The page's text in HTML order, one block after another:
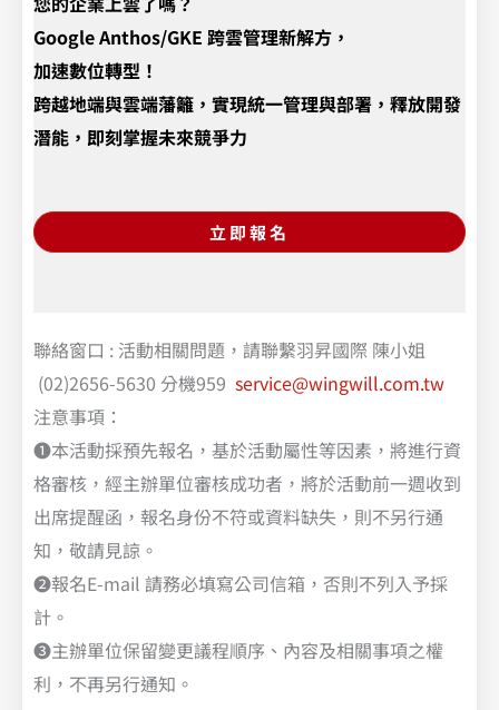
Google Anthos/GKE 跨雲管理新解方，
加速數位轉型！
跨越地端與雲端藩籬，實現統一管理與部署，釋放開發
潛能，即刻掌握未來競爭力
立即報名
聯絡窗口 : 活動相關問題，請聯繫羽昇國際 陳小姐
(02)2656-5630 分機959 service@wingwill.com.tw
注意事項：
❶本活動採預先報名，基於活動屬性等因素，將進行資
格審核，經主辦單位審核成功者，將於活動前一週收到
出席提醒函，報名身份不符或資料缺失，則不另行通
知，敬請見諒。
❷報名E-mail 請務必填寫公司信箱，否則不列入予採
計。
❸主辦單位保留變更議程順序、內容及相關事項之權
利，不再另行通知。